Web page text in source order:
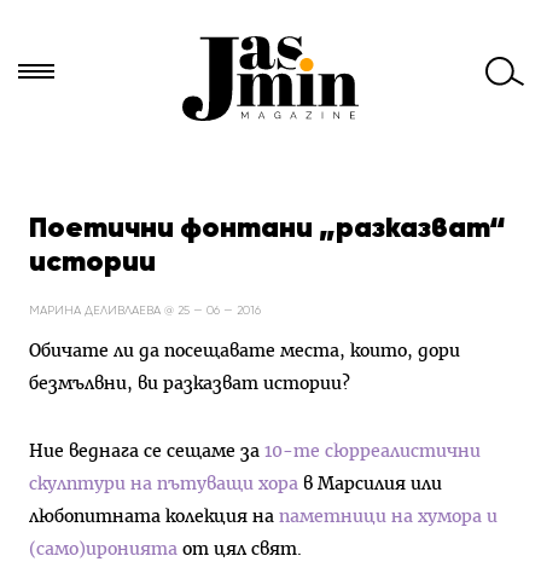
за:Поетични фонтани „разказват“
истории
МАРИНА ДЕЛИВЛАЕВА @ 25 — 06 — 2016
Обичате ли да посещавате места, които, дори
безмълвни, ви разказват истории?
Ние веднага се сещаме за 10-те сюрреалистични
скулптури на пътуващи хора в Марсилия или
любопитната колекция на паметници на хумора и
(само)иронията от цял свят.